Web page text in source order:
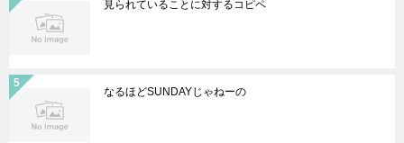
見られていることに対するコピペ
なるほどSUNDAYじゃねーの